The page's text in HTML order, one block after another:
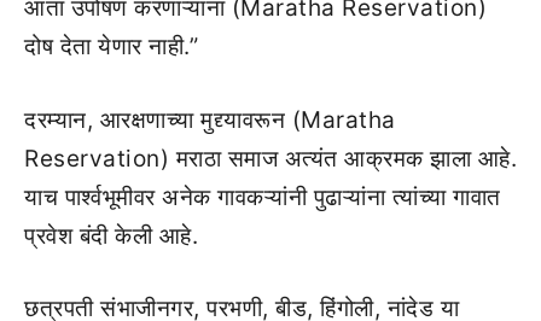
आता उपोषण करणाऱ्यांना (Maratha Reservation)
दोष देता येणार नाही.”
दरम्यान, आरक्षणाच्या मुद्द्यावरून (Maratha
Reservation) मराठा समाज अत्यंत आक्रमक झाला आहे.
याच पार्श्वभूमीवर अनेक गावकऱ्यांनी पुढाऱ्यांना त्यांच्या गावात
प्रवेश बंदी केली आहे.
छत्रपती संभाजीनगर, परभणी, बीड, हिंगोली, नांदेड या